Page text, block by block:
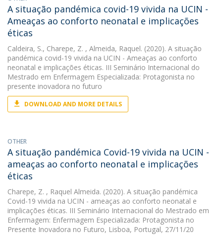
A situação pandémica covid-19 vivida na UCIN -
Ameaças ao conforto neonatal e implicações
éticas
Caldeira, S., Charepe, Z. , Almeida, Raquel. (2020). A situação
pandémica covid-19 vivida na UCIN - Ameaças ao conforto
neonatal e implicações éticas. III Seminário Internacional do
Mestrado em Enfermagem Especializada: Protagonista no
presente inovadora no futuro
DOWNLOAD AND MORE DETAILS
OTHER
A situação pandémica Covid-19 vivida na UCIN -
ameaças ao conforto neonatal e implicações
éticas
Charepe, Z. , Raquel Almeida. (2020). A situação pandémica
Covid-19 vivida na UCIN - ameaças ao conforto neonatal e
implicações éticas. III Seminário Internacional do Mestrado em
Enfermagem: Enfermagem Especializada: Protagonista no
Presente Inovadora no Futuro, Lisboa, Portugal, 27/11/20